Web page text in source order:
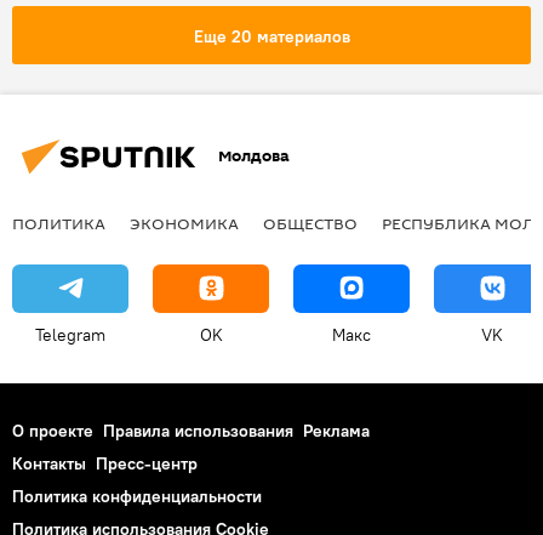
Еще 20 материалов
Молдова
ПОЛИТИКА ЭКОНОМИКА ОБЩЕСТВО РЕСПУБЛИКА
Telegram OK Макс VK
О проекте Правила использования Реклама
Контакты Пресс-центр
Политика конфиденциальности
Политика использования Cookie